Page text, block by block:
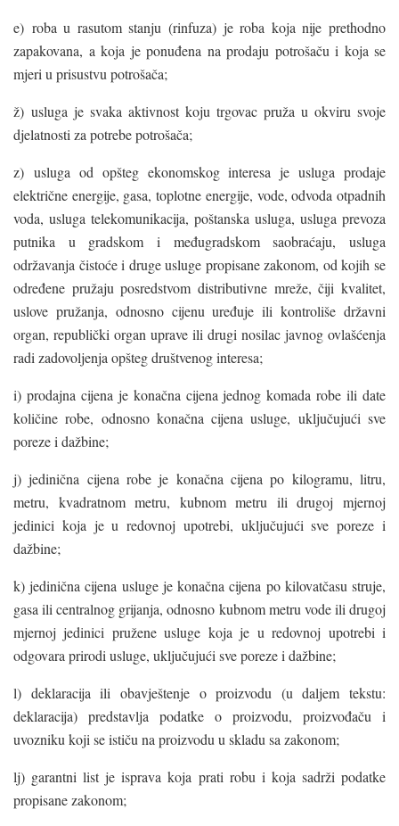
e) roba u rasutom stanju (rinfuza) je roba koja nije prethodno
zapakovana, a koja je ponuđena na prodaju potrošaču i koja se
mjeri u prisustvu potrošača;
ž) usluga je svaka aktivnost koju trgovac pruža u okviru svoje
djelatnosti za potrebe potrošača;
z) usluga od opšteg ekonomskog interesa je usluga prodaje
električne energije, gasa, toplotne energije, vode, odvoda otpadnih
voda, usluga telekomunikacija, poštanska usluga, usluga prevoza
putnika u gradskom i međugradskom saobraćaju, usluga
održavanja čistoće i druge usluge propisane zakonom, od kojih se
određene pružaju posredstvom distributivne mreže, čiji kvalitet,
uslove pružanja, odnosno cijenu uređuje ili kontroliše državni
organ, republički organ uprave ili drugi nosilac javnog ovlašćenja
radi zadovoljenja opšteg društvenog interesa;
i) prodajna cijena je konačna cijena jednog komada robe ili date
količine robe, odnosno konačna cijena usluge, uključujući sve
poreze i dažbine;
j) jedinična cijena robe je konačna cijena po kilogramu, litru,
metru, kvadratnom metru, kubnom metru ili drugoj mjernoj
jedinici koja je u redovnoj upotrebi, uključujući sve poreze i
dažbine;
k) jedinična cijena usluge je konačna cijena po kilovatčasu struje,
gasa ili centralnog grijanja, odnosno kubnom metru vode ili drugoj
mjernoj jedinici pružene usluge koja je u redovnoj upotrebi i
odgovara prirodi usluge, uključujući sve poreze i dažbine;
l) deklaracija ili obavještenje o proizvodu (u daljem tekstu:
deklaracija) predstavlja podatke o proizvodu, proizvođaču i
uvozniku koji se ističu na proizvodu u skladu sa zakonom;
lj) garantni list je isprava koja prati robu i koja sadrži podatke
propisane zakonom;